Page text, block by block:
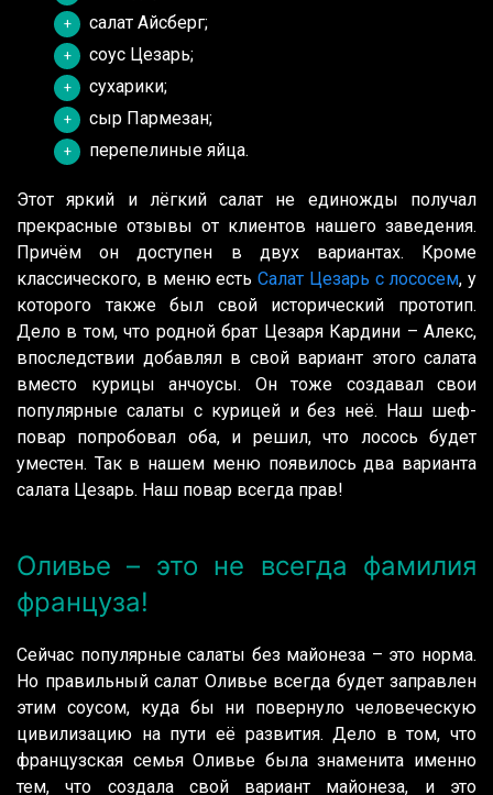
салат Айсберг;
соус Цезарь;
сухарики;
сыр Пармезан;
перепелиные яйца.
Этот яркий и лёгкий салат не единожды получал
прекрасные отзывы от клиентов нашего заведения.
Причём он доступен в двух вариантах. Кроме
классического, в меню есть Салат Цезарь с лососем, у
которого также был свой исторический прототип.
Дело в том, что родной брат Цезаря Кардини – Алекс,
впоследствии добавлял в свой вариант этого салата
вместо курицы анчоусы. Он тоже создавал свои
популярные салаты с курицей и без неё. Наш шеф-
повар попробовал оба, и решил, что лосось будет
уместен. Так в нашем меню появилось два варианта
салата Цезарь. Наш повар всегда прав!
Оливье – это не всегда фамилия
француза!
Сейчас популярные салаты без майонеза – это норма.
Но правильный салат Оливье всегда будет заправлен
этим соусом, куда бы ни повернуло человеческую
цивилизацию на пути её развития. Дело в том, что
французская семья Оливье была знаменита именно
тем, что создала свой вариант майонеза, и это